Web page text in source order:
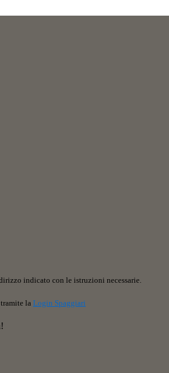
indicato con le istruzioni necessarie.
la Login Spaggiari